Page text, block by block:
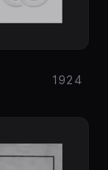
1924